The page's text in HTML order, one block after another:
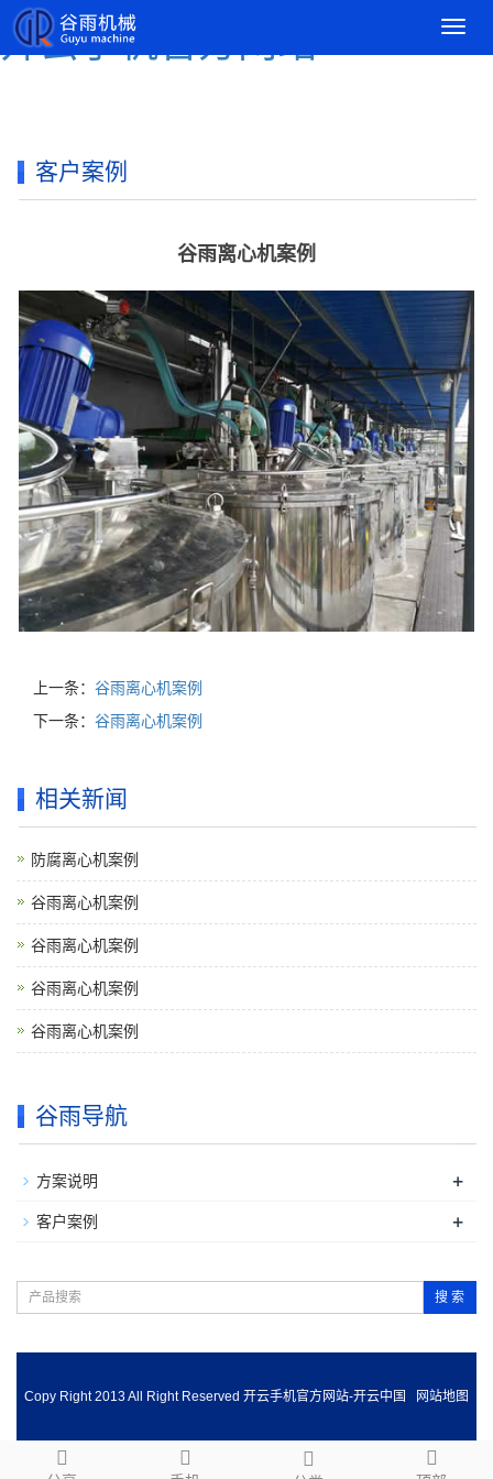
开云手机官方网站
导
客户案例
谷雨离心机案例
上一条： 谷雨离心机案例
下一条： 谷雨离心机案例
相关新闻
防腐离心机案例
谷雨离心机案例
谷雨离心机案例
谷雨离心机案例
谷雨离心机案例
谷雨导航
方案说明 +
客户案例 +
搜 索
Copy Right 2013 All Right Reserved 开云手机官方网站-开云中国 网站地图